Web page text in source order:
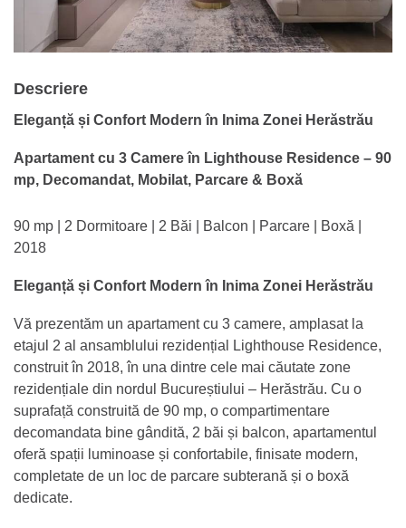
Descriere
Eleganță și Confort Modern în Inima Zonei Herăstrău
Apartament cu 3 Camere în Lighthouse Residence – 90
mp, Decomandat, Mobilat, Parcare & Boxă
90 mp | 2 Dormitoare | 2 Băi | Balcon | Parcare | Boxă |
2018
Eleganță și Confort Modern în Inima Zonei Herăstrău
Vă prezentăm un apartament cu 3 camere, amplasat la
etajul 2 al ansamblului rezidențial Lighthouse Residence,
construit în 2018, în una dintre cele mai căutate zone
rezidențiale din nordul Bucureștiului – Herăstrău. Cu o
suprafață construită de 90 mp, o compartimentare
decomandata bine gândită, 2 băi și balcon, apartamentul
oferă spații luminoase și confortabile, finisate modern,
completate de un loc de parcare subterană și o boxă
dedicate.